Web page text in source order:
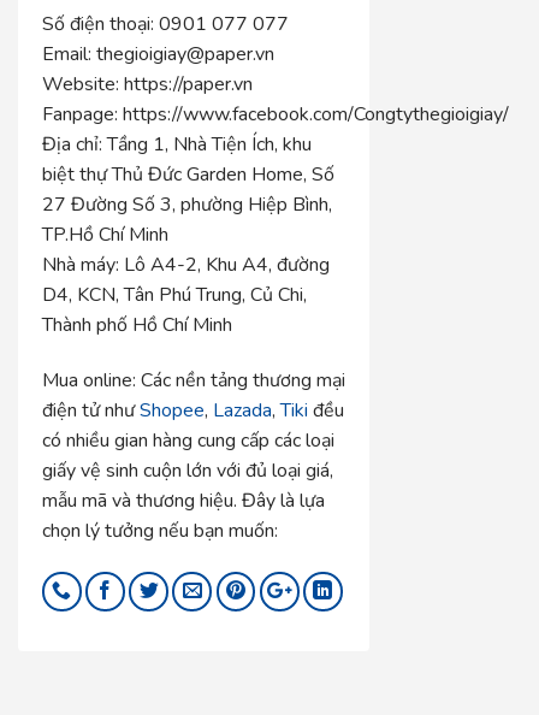
Số điện thoại: 0901 077 077
Email: thegioigiay@paper.vn
Website: https://paper.vn
Fanpage: https://www.facebook.com/Congtythegioigiay/
Địa chỉ:Tầng 1, Nhà Tiện Ích, khu
biệt thự Thủ Đức Garden Home, Số
27 Đường Số 3, phường Hiệp Bình,
TP.Hồ Chí Minh
Nhà máy: Lô A4-2, Khu A4, đường
D4, KCN, Tân Phú Trung, Củ Chi,
Thành phố Hồ Chí Minh
Mua online: Các nền tảng thương mại
điện tử nhưShopee, Lazada,Tiki đều
có nhiều gian hàng cung cấp các loại
giấy vệ sinh cuộn lớn với đủ loại giá,
mẫu mã và thương hiệu. Đây là lựa
chọn lý tưởng nếu bạn muốn: